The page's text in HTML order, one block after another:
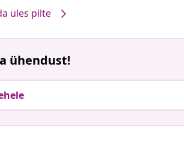
üles pilte
ühendust!